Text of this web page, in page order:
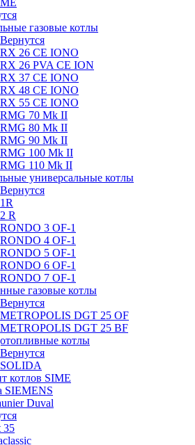
газовые котлы
Вернутся
RX 26 CE IONO
RX 26 PVA CE ION
RX 37 CE IONO
RX 48 CE IONO
RX 55 CE IONO
RMG 70 Mk II
RMG 80 Mk II
RMG 90 Mk II
RMG 100 Mk II
RMG 110 Mk II
универсальные котлы
Вернутся
1R
2 R
RONDO 3 OF-1
RONDO 4 OF-1
RONDO 5 OF-1
RONDO 6 OF-1
RONDO 7 OF-1
газовые котлы
Вернутся
METROPOLIS DGT 25 OF
METROPOLIS DGT 25 BF
котлы
Вернутся
SOLIDA
котлов SIME
SIEMENS
Duval
35